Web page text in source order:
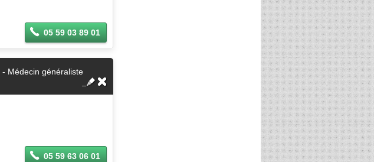
05 59 03 89 01
- Médecin généraliste
05 59 63 06 01